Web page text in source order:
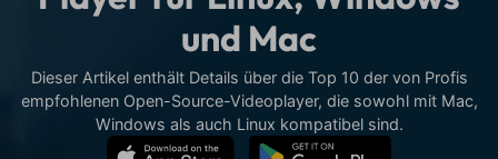
Shop
Funktionen
Audio
Text
Soziale Medien
Marketing & Business
Ressourcen
Hilfe-Center
und Mac
Dieser Artikel enthält Details über die Top 10 der von Profis
empfohlenen Open-Source-Videoplayer, die sowohl mit Mac,
Windows als auch Linux kompatibel sind.